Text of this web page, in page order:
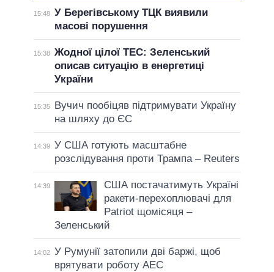
15:48 У Берегівському ТЦК виявили
масові порушення
15:38 Жодної цілої ТЕС: Зеленський
описав ситуацію в енергетиці
України
15:35
Вучич пообіцяв підтримувати Україну
на шляху до ЄС
14:39 У США готують масштабне
розслідування проти Трампа – Reuters
14:39
США постачатимуть Україні
ракети-перехоплювачі для
Patriot щомісяця –
Зеленський
14:02 У Румунії затопили дві баржі, щоб
врятувати роботу АЕС